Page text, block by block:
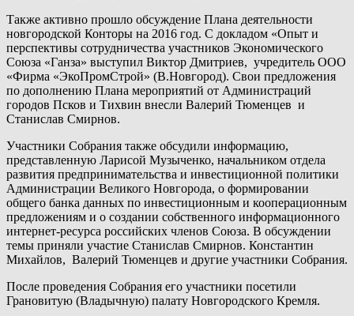
Также активно прошло обсуждение Плана деятельности
новгородской Конторы на 2016 год. С докладом «Опыт и
перспективы сотрудничества участников Экономического
Союза «Ганза» выступил Виктор Дмитриев, учредитель ООО
«Фирма «ЭкоПромСтрой» (В.Новгород). Свои предложения
по дополнению Плана мероприятий от Администраций
городов Псков и Тихвин внесли Валерий Тюменцев и
Станислав Смирнов.
Участники Собрания также обсудили информацию,
представленную Ларисой Музыченко, начальником отдела
развития предпринимательства и инвестиционной политики
Администрации Великого Новгорода, о формировании
общего банка данных по инвестиционным и кооперационным
предложениям и о создании собственного информационного
интернет-ресурса российских членов Союза. В обсуждении
темы приняли участие Станислав Смирнов. Константин
Михайлов, Валерий Тюменцев и другие участники Собрания.
После проведения Собрания его участники посетили
Грановитую (Владычную) палату Новгородского Кремля.